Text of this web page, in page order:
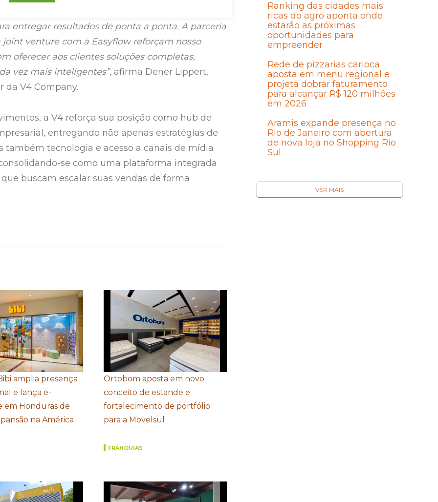
um ecossistema que une marketing, mídia
entregar resultados de ponta a ponta. A parceria
joint venture com a Easyflow reforçam nosso
oferecer aos clientes soluções completas,
vez mais inteligentes”, afirma Dener Lippert,
da V4 Company.
a V4 reforça sua posição como hub de
entregando não apenas estratégias de
também tecnologia e acesso a canais de mídia
se como uma plataforma integrada
buscam escalar suas vendas de forma
amplia presença
e lança e-
em Honduras de
na América
Ortobom aposta em novo
conceito de estande e
fortalecimento de portfólio
para a Movelsul
FRANQUIAS
Ranking das cidades mais
ricas do agro aponta onde
estarão as próximas
oportunidades para
empreender
Rede de pizzarias carioca
aposta em menu regional e
projeta dobrar faturamento
para alcançar R$ 120 milhões
em 2026
Aramis expande presença no
Rio de Janeiro com abertura
de nova loja no Shopping Rio
Sul
VER MAIS